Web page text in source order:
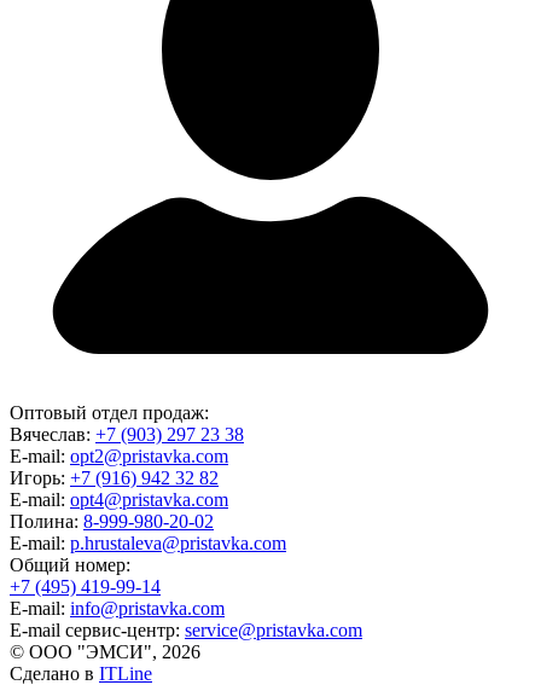
Оптовый отдел продаж:
Вячеслав: +7 (903) 297 23 38
E-mail: opt2@pristavka.com
Игорь: +7 (916) 942 32 82
E-mail: opt4@pristavka.com
Полина: 8-999-980-20-02
E-mail: p.hrustaleva@pristavka.com
Общий номер:
+7 (495) 419-99-14
E-mail: info@pristavka.com
E-mail сервис-центр: service@pristavka.com
© ООО "ЭМСИ", 2026
Сделано в ITLine